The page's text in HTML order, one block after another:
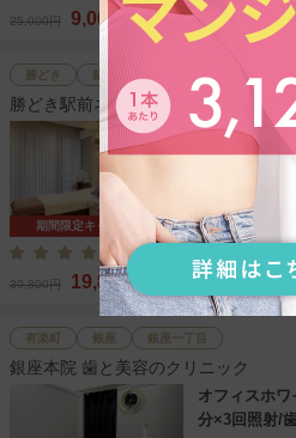
25,000円 9,000 円 (税込)
勝どき 銀座 銀座一丁目
勝どき駅前ネネクリニック
期間限定キャンペーン
【キャンペー
アイ）手打ち
択）［マイ
5.0
39,800円 19,800円
有楽町 銀座 銀座一丁目
銀座本院 歯と美容のクリニック
オフィスホ
分×3回照射/